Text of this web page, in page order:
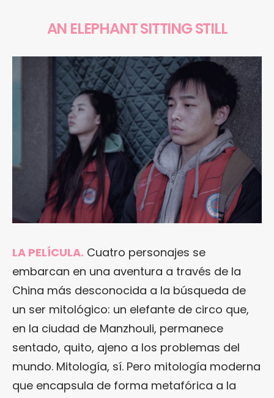
AN ELEPHANT SITTING STILL
LA PELÍCULA. Cuatro personajes se
embarcan en una aventura a través de la
China más desconocida a la búsqueda de
un ser mitológico: un elefante de circo que,
en la ciudad de Manzhouli, permanece
sentado, quito, ajeno a los problemas del
mundo. Mitología, sí. Pero mitología moderna
que encapsula de forma metafórica a la